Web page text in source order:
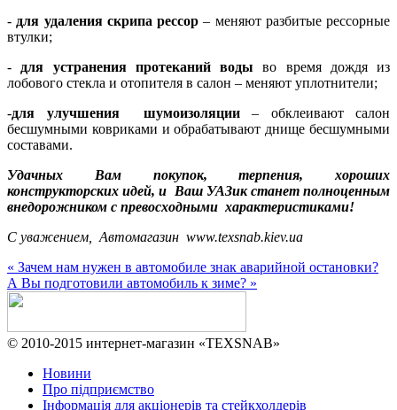
- для удаления скрипа рессор – меняют разбитые рессорные
втулки;
- для устранения протеканий воды во время дождя из
лобового стекла и отопителя в салон – меняют уплотнители;
-для улучшения шумоизоляции– обклеивают салон
бесшумными ковриками и обрабатывают днище бесшумными
составами.
Удачных Вам покупок, терпения, хороших
конструкторских идей, и Ваш УАЗик станет полноценным
внедорожником с превосходными характеристиками!
С уважением, Автомагазин www.texsnab.kiev.ua
« Зачем нам нужен в автомобиле знак аварийной остановки?
А Вы подготовили автомобиль к зиме? »
© 2010-2015 интернет-магазин «TEXSNAB»
Новини
Про підприємство
Інформація для акціонерів та стейкхолдерів